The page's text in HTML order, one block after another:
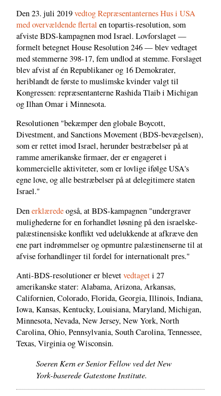
Den 23. juli 2019vedtog Repræsentanternes Hus i USA
med overvældende flertal en topartis-resolution, som
afviste BDS-kampagnen mod Israel. Lovforslaget —
formelt betegnet House Resolution 246 — blev vedtaget
med stemmerne 398-17, fem undlod at stemme. Forslaget
blev afvist af én Republikaner og 16 Demokrater,
heriblandt de første to muslimske kvinder valgt til
Kongressen: repræsentanterne Rashida Tlaib i Michigan
og Ilhan Omar i Minnesota.
Resolutionen "bekæmper den globale Boycott,
Divestment, and Sanctions Movement (BDS-bevægelsen),
som er rettet imod Israel, herunder bestræbelser på at
ramme amerikanske firmaer, der er engageret i
kommercielle aktiviteter, som er lovlige ifølge USA's
egne love, og alle bestræbelser på at delegitimere staten
Israel."
Denerklæredeogså, at BDS-kampagnen "undergraver
mulighederne for en forhandlet løsning på den israelske-
palæstinensiske konflikt ved udelukkende at afkræve den
ene part indrømmelser og opmuntre palæstinenserne til at
afvise forhandlinger til fordel for internationalt pres."
Anti-BDS-resolutioner er blevetvedtageti 27
amerikanske stater: Alabama, Arizona, Arkansas,
Californien, Colorado, Florida, Georgia, Illinois, Indiana,
Iowa, Kansas, Kentucky, Louisiana, Maryland, Michigan,
Minnesota, Nevada, New Jersey, New York, North
Carolina, Ohio, Pennsylvania, South Carolina, Tennessee,
Texas, Virginia og Wisconsin.
Soeren Kern er Senior Fellow ved det New
York-baserede Gatestone Institute.